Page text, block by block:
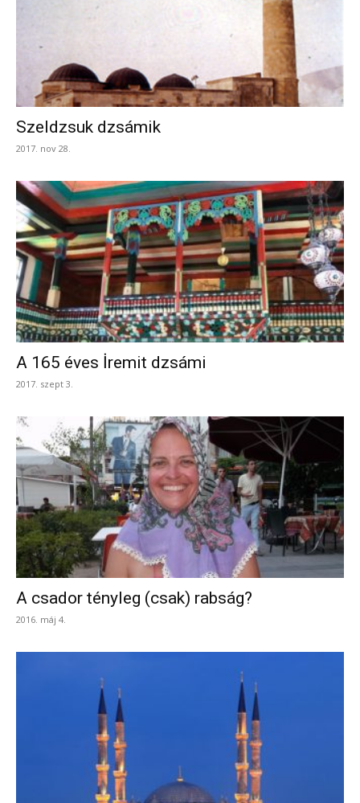
Szeldzsuk dzsámik
2017. nov 28.
A 165 éves İremit dzsámi
2017. szept 3.
A csador tényleg (csak) rabság?
2016. máj 4.